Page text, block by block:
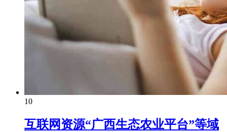
10
互联网资源“广西生态农业平台”等域